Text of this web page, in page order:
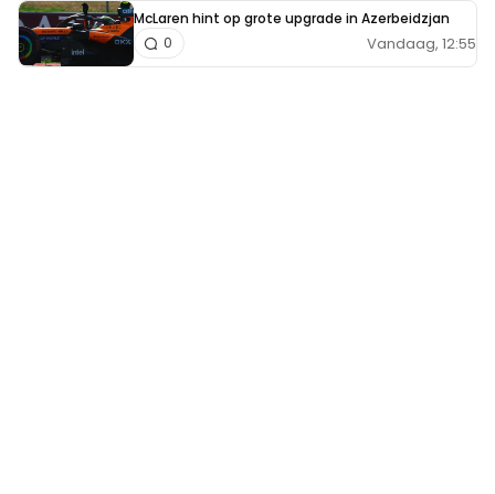
McLaren hint op grote upgrade in Azerbeidzjan
Vandaag, 12:55
0